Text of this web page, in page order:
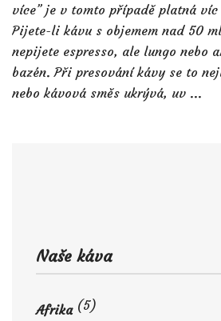
více” je v tomto případě platná
Pijete-li kávu s objemem nad 50
nepijete espresso, ale lungo nebo
bazén. Při presování kávy se to
nebo kávová směs ukrývá, uv ...
Naše káva
Afrika (5)